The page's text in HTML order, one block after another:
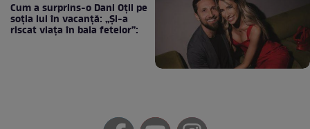
Cum a surprins-o Dani Oțil pe
soția lui în vacanță: „Și-a
riscat viața în baia fetelor”: